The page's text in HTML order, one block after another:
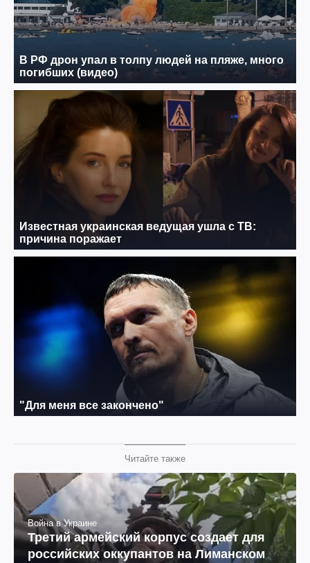
Читайте также
Война в Украине
Третий армейский корпус создает для
российских оккупантов на Лиманском